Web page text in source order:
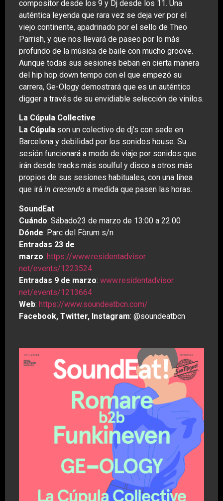
compositor desde los 9 y Dj desde los 11. Una
auténtica leyenda que rara vez se deja ver por el
viejo continente, apadrinado por el sello de Theo
Parrish, y que nos llevará de paseo por lo más
profundo de la música de baile con mucho groove.
Aunque todas sus sesiones beban en cierta manera
del hip hop down tempo con el que empezó su
carrera, Ge-Ology demostrará que es un auténtico
digger a través de su envidiable selección de vinilos.
La Cúpula Collective
La Cúpula son un colectivo de dj’s con sede en
Barcelona y debilidad por los sonidos house. Su
sesión funcionará a modo de viaje por sonidos que
irán desde tracks más soulful y disco a otros más
propios de sus sesiones habituales, con una línea
que irá in crecendo a medida que pasen las horas.
SoundEat
Cuándo: Sábado23 de marzo de 13:00 a 22:00
Dónde: Parc del Fòrum s/n
Entradas 23 de
marzo: https://www.residentadvisor.
net/events/1223524
Entradas 9 de marzo: www.residentadvisor.
net/events/1213664
Web: https://www.soundeatbcn.com/
Facebook, Twitter, Instagram: @soundeatbcn